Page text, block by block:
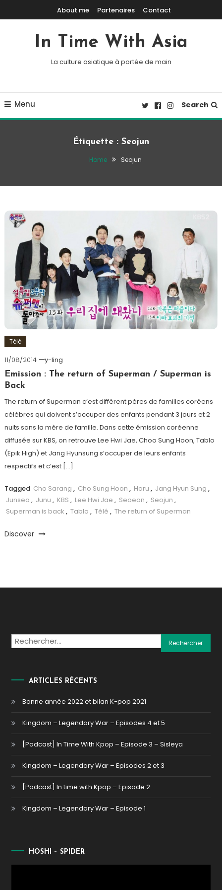
Skip To ContentAbout me Partenaires Contact
In Time With Asia
La culture asiatique à portée de main
Menu Search
Étiquette : Seojun
Home Seojun
Télé
11/08/2014
y-ling
Emission : The return of Superman / Superman is
Back
The return of Superman c’est différent pères de familles coréens
célèbres qui doivent s’occuper des enfants pendant 3 jours et 2
nuits sans la mère de famille. Dans cette émission coréenne
diffusée sur KBS, on retrouve Lee Hwi Jae, Choo Sung Hoon, Tablo
(Epik High) et Jang Hyunsung s’occuper de leurs enfants
respectifs et c’est […]
Tagged Cho Sarang , Cho Sung Hoon , Haru , Jang Hyun Sung ,
Junseo , Junu , KBS , Lee Hwi Jae , Seoeon , Seojun ,
Superman is back , Tablo , Télé , The return of Superman
Discover
Rechercher :
ARTICLES RÉCENTS
Bonne année 2022 et bilan K-pop 2021
Kingdom – Legendary War – Episodes 4 et 5
[Podcast] In Time With Kpop – Episode 3 – Sisleya
Kingdom – Legendary War – Episodes 2 et 3
[Podcast] In time with Kpop – Episode 2
Kingdom – Legendary War – Episode 1
HOSHI – SPIDER